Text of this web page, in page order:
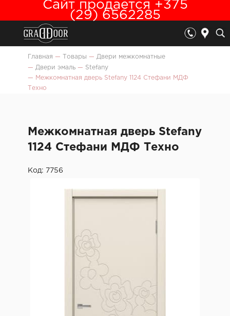
Сайт продается +375
(29) 6562285
Главная — Товары — Двери межкомнатные
— Двери эмаль — Stefany
—
Межкомнатная дверь Stefany 1124 Стефани МДФ
Техно
Межкомнатная дверь Stefany
1124 Стефани МДФ Техно
Код: 7756